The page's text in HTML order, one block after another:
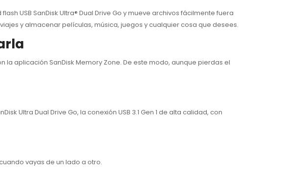
USB SanDisk Ultra® Dual Drive Go y mueve archivos fácilmente fuera
y almacenar películas, música, juegos y cualquier cosa que desees.
aplicación SanDisk Memory Zone. De este modo, aunque pierdas el
Ultra Dual Drive Go, la conexión USB 3.1 Gen 1 de alta calidad, con
vayas de un lado a otro.